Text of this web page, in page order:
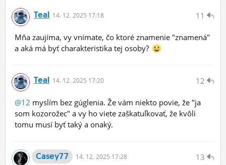
11
Teal 14. 12. 2025 17:18
Mňa zaujíma, vy vnímate, čo ktoré znamenie "znamená"
a aká má byť charakteristika tej osoby?
12
Teal 14. 12. 2025 17:20
@12 myslím bez gúglenia. Že vám niekto povie, že "ja
som kozorožec" a vy ho viete zaškatuľkovať, že kvôli
tomu musí byť taký a onaký.
13
Casey77 14. 12. 2025 17:28